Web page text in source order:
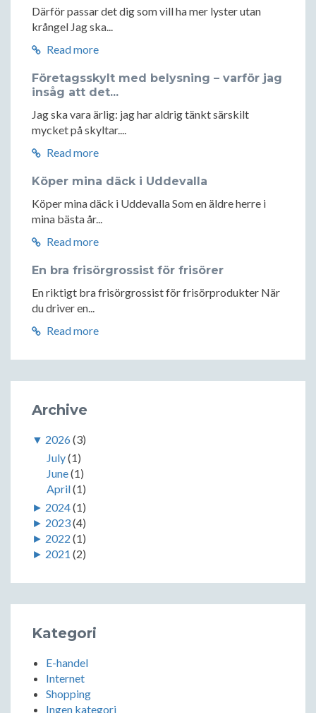
Därför passar det dig som vill ha mer lyster utan
krångel Jag ska...
Read more
Företagsskylt med belysning – varför jag
insåg att det...
Jag ska vara ärlig: jag har aldrig tänkt särskilt
mycket på skyltar....
Read more
Köper mina däck i Uddevalla
Köper mina däck i Uddevalla Som en äldre herre i
mina bästa år...
Read more
En bra frisörgrossist för frisörer
En riktigt bra frisörgrossist för frisörprodukter När
du driver en...
Read more
Archive
▼ 2026(3)
July(1)
June(1)
April(1)
► 2024(1)
► 2023(4)
► 2022 (1)
► 2021 (2)
Kategori
E-handel
Internet
Shopping
Ingen kategori